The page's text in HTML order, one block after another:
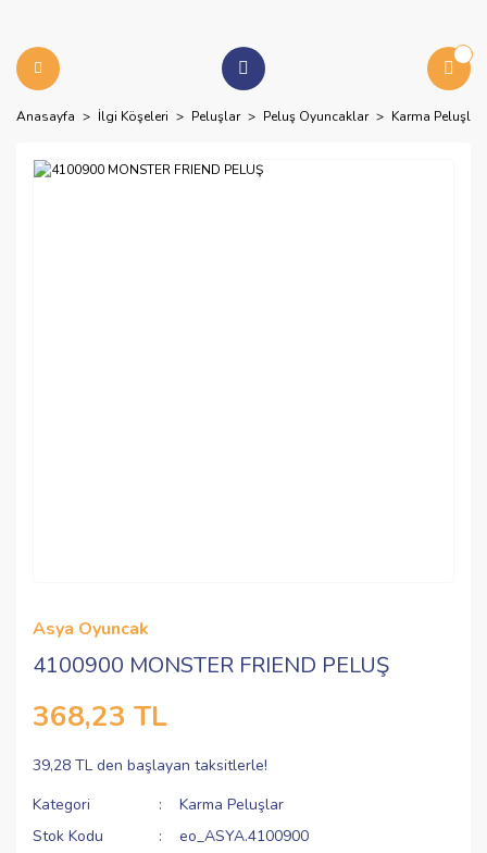
Anasayfa İlgi Köşeleri Peluşlar Peluş Oyuncaklar Karma Peluşlar
Asya Oyuncak
4100900 MONSTER FRIEND PELUŞ
368,23 TL
39,28 TL den başlayan taksitlerle!
Kategori
Karma Peluşlar
Stok Kodu
eo_ASYA.4100900